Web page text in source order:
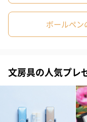
ダンボール装飾（ひま
わり）（720円）
紙袋
商品に合わせたサイズ
ボールペン
文房具の人気プレ